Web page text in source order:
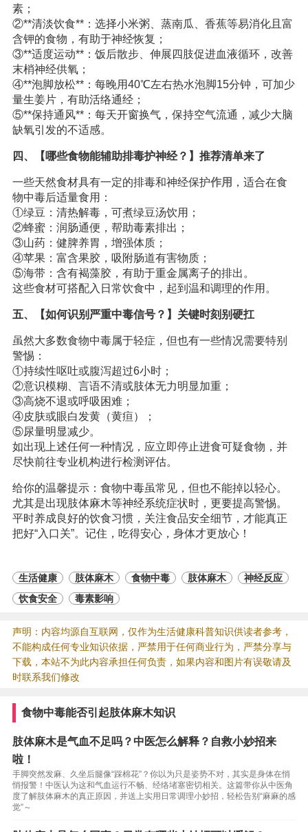
素；
②**清淡饮食**：选择小米粥、蒸南瓜、香蕉等易消化且富
含钾的食物，有助于神经恢复；
③**适度运动**：饭后散步、伸展四肢促进血液循环，改善
末梢神经供氧；
④**泡脚放松**：每晚用40℃左右热水泡脚15分钟，可加少
量生姜片，有助活络通经；
⑤**保持通风**：每天开窗换气，保持空气流通，减少大脑
缺氧引发的不适感。
四、【哪些食物能辅助排毒护神经？】推荐清单来了
一些天然食材具有一定的排毒和神经保护作用 ，适合在食
物中毒后适量食用：
①绿豆：清热解毒，可煮绿豆汤饮用；
②蜂蜜：润肠通便，帮助毒素排出；
③山药：健脾养胃，增强体质；
④苹果：富含果胶，吸附肠道有害物质；
⑤海带：含有褐藻胶，有助于重金属离子的排出。
这些食材可搭配入日常饮食中，起到温和调理的作用。
五、【如何识别严重中毒信号？】关键时刻别硬扛
虽然大多数食物中毒属于轻症，但也有一些情况需要特别
警惕：
①持续性呕吐或腹泻超过6小时；
②意识模糊、言语不清或肢体无力明显加重；
③高烧不退或呼吸困难；
④皮肤或眼白发黄（黄疸）；
⑤尿量明显减少。
如出现上述任何一种情况，应立即停止进食可疑食物，并
尽快前往专业机构进行检测评估。
给你的温馨提示：食物中毒虽常见，但也不能掉以轻心。
尤其是出现肢体麻木等神经系统症状时，更要提高警惕。
平时养成良好的饮食习惯，关注食品安全细节，才能真正
把好“入口关”。记住，吃得安心，身体才更放心！
生活健康 肢体麻木 食物中毒 肢体麻木
神经反应
饮食安全
毒素影响
声明：内容均源自互联网，仅作为生活健康科普知识供读者参考，
不能构成任何专业知识依据，严禁用于任何商业行为，严禁分享与
下载，本站不为此内容承担任何负责，如果内容和图片有误敬请及
时联系我们修改
食物中毒能否引起肢体麻木知识
肢体麻木是气血不足吗？中医怎么解释？自救小妙招来
啦！
手脚突然发麻、久坐后腿像“踩棉花”？你以为只是姿势不对，其实是身体在悄
悄报警！中医认为这和气血运行不畅、经络堵塞密切相关。这篇带你从中医角
度了解肢体麻木的真正原因，并送上实用日常调理小妙招，轻松告别“麻麻的感
觉”～